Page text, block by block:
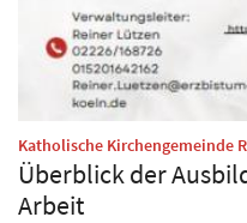
Katholische Kirchengemeinde
Überblick der
Arbeit